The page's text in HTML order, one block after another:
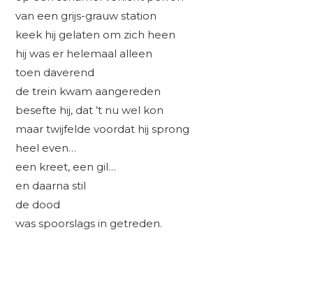
van een grijs-grauw station
keek hij gelaten om zich heen
hij was er helemaal alleen
toen daverend
de trein kwam aangereden
besefte hij, dat ’t nu wel kon
maar twijfelde voordat hij sprong
heel even…
een kreet, een gil…
en daarna stil
de dood
was spoorslags in getreden.